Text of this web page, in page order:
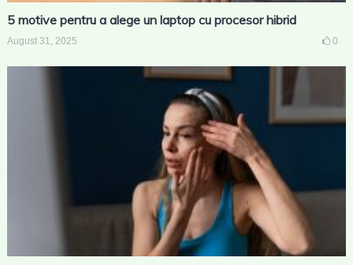
5 motive pentru a alege un laptop cu procesor hibrid
August 31, 2025 0